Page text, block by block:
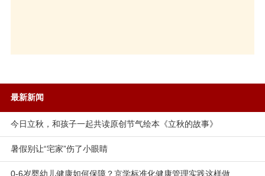
最新新闻
今日立秋，和孩子一起共读原创节气绘本《立秋的故事》
暑假别让“宅家”伤了小眼睛
0-6岁婴幼儿健康如何保障？京学标准化健康管理实践这样做